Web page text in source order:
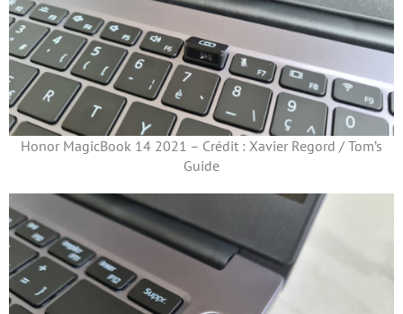
Honor MagicBook 14 2021 – Crédit : Xavier Regord / Tom’s
Guide